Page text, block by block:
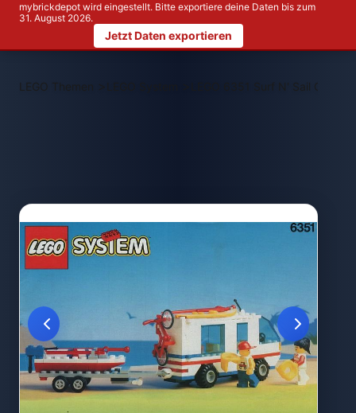
mybrickdepot wird eingestellt. Bitte exportiere deine Daten bis zum
31. August 2026.
Jetzt Daten exportieren
LEGO Themen > LEGO 6351 Surf N' Sail Camper